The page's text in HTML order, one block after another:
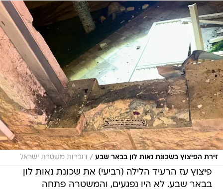
זירת הפיצוץ בשכונת נאות לון בבאר שבע / דוברות משטרת ישראל
פיצוץ עז הרעיד הלילה (רביעי) את שכונת נאות לון
בבאר שבע. לא היו נפגעים, והמשטרה פתחה